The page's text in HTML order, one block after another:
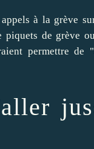
à la grève
de grève
permettre